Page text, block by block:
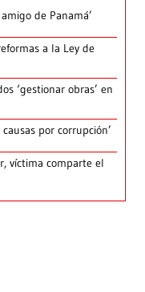
de Panamá’
a la Ley de
‘gestionar obras’ en
por corrupción’
víctima comparte el